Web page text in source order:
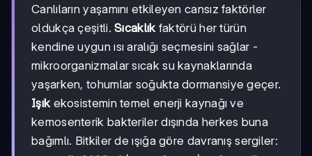
Canlıların yaşamını etkileyen cansız faktörler
oldukça çeşitli.Sıcaklık faktörü her türün
kendine uygun ısı aralığı seçmesini sağlar -
mikroorganizmalar sıcak su kaynaklarında
yaşarken, tohumlar soğukta dormansiye geçer.
Işık ekosistemin temel enerji kaynağı ve
kemosenterik bakteriler dışında herkes buna
bağımlı. Bitkiler de ışığa göre davranış sergiler: